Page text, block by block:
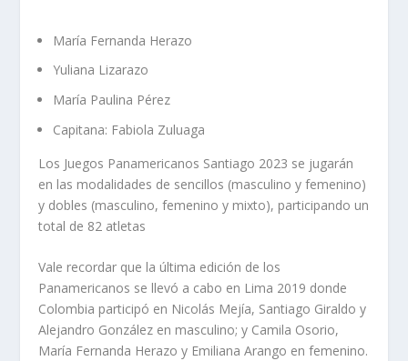
María Fernanda Herazo
Yuliana Lizarazo
María Paulina Pérez
Capitana: Fabiola Zuluaga
Los Juegos Panamericanos Santiago 2023 se jugarán
en las modalidades de sencillos (masculino y femenino)
y dobles (masculino, femenino y mixto), participando un
total de 82 atletas
Vale recordar que la última edición de los
Panamericanos se llevó a cabo en Lima 2019 donde
Colombia participó en Nicolás Mejía, Santiago Giraldo y
Alejandro González en masculino; y Camila Osorio,
María Fernanda Herazo y Emiliana Arango en femenino.